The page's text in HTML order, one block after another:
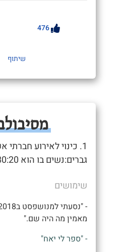
476
שיתוף
1. כינוי לאירוע חברתי
גברים:נשים בו הוא 80:20 ומעלה.
שימושים
מאמין מה היה שם."
- "ספר לי יאח"